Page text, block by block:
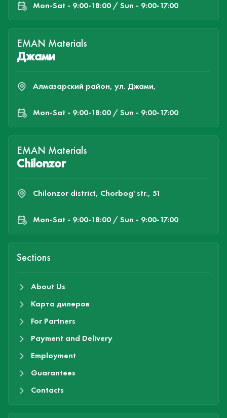
Mon-Sat - 9:00-18:00 / Sun - 9:00-17:00
EMAN Materials
Джами
Алмазарский район, ул. Джами,
Mon-Sat - 9:00-18:00 / Sun - 9:00-17:00
EMAN Materials
Chilonzor
Chilonzor district, Chorbog' str., 51
Mon-Sat - 9:00-18:00 / Sun - 9:00-17:00
Sections
About Us
Карта дилеров
For Partners
Payment and Delivery
Employment
Guarantees
Contacts